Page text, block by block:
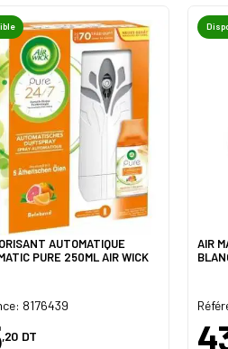
AUTOMATIQUE
FRESHMATIC PURE 250ML AIR WICK
8176439
,20 DT
AIR